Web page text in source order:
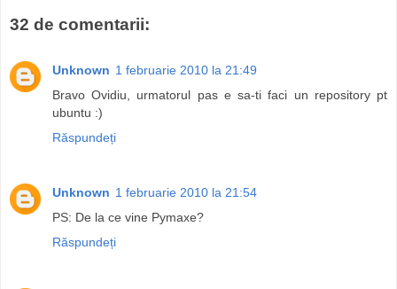
32 de comentarii:
Unknown 1 februarie 2010 la 21:49
Bravo Ovidiu, urmatorul pas e sa-ti faci un repository pt
ubuntu :)
Răspundeți
Unknown 1 februarie 2010 la 21:54
PS: De la ce vine Pymaxe?
Răspundeți